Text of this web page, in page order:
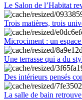
Le Salon de l’Habitat
Trois matières, trois
Microciment : un
Une terrasse qui a du
Des intérieurs pensés
La salle de bain